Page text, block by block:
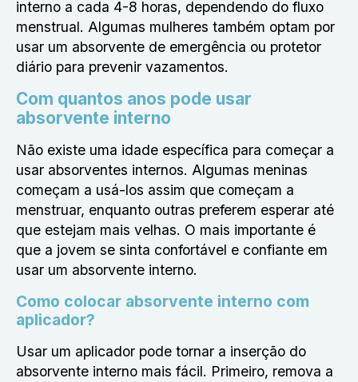
interno a cada 4-8 horas, dependendo do fluxo
menstrual. Algumas mulheres também optam por
usar um absorvente de emergência ou protetor
diário para prevenir vazamentos.
Com quantos anos pode usar
absorvente interno
Não existe uma idade específica para começar a
usar absorventes internos. Algumas meninas
começam a usá-los assim que começam a
menstruar, enquanto outras preferem esperar até
que estejam mais velhas. O mais importante é
que a jovem se sinta confortável e confiante em
usar um absorvente interno.
Como colocar absorvente interno com
aplicador?
Usar um aplicador pode tornar a inserção do
absorvente interno mais fácil. Primeiro, remova a